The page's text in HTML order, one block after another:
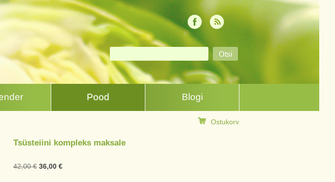
Pood Blogi
Ostukorv
Tsüsteiini kompleks maksale
42,00€ 36,00€